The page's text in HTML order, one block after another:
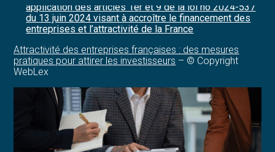
application des articles 1er et 9 de la loi no 2024-537
du 13 juin 2024 visant à accroître le financement des
entreprises et l’attractivité de la France
Attractivité des entreprises françaises : des mesures
pratiques pour attirer les investisseurs – © Copyright
WebLex